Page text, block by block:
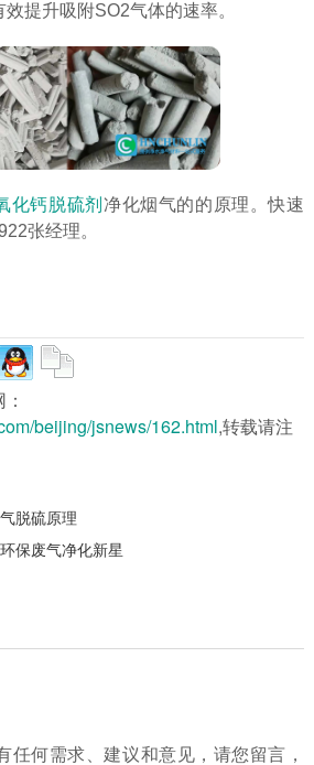
提升吸附SO2气体的速率。
化钙脱硫剂 净化烟气的的原理。快速
张经理。
beijing/jsnews/162.html,转载请注
脱硫原理
保废气净化新星
任何需求、建议和意见，请您留言，